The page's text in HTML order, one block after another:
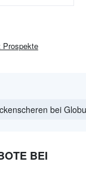
Prospekte
bei
BEI